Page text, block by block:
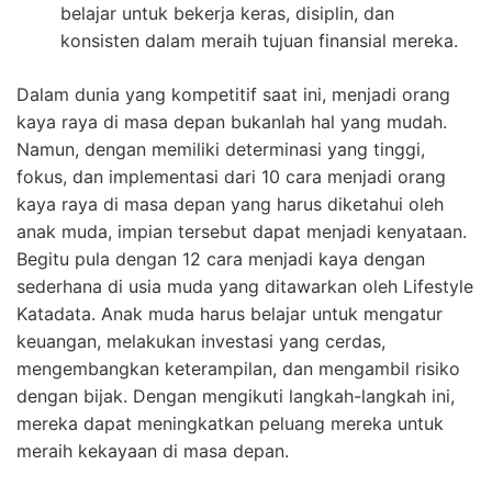
belajar untuk bekerja keras, disiplin, dan
konsisten dalam meraih tujuan finansial mereka.
Dalam dunia yang kompetitif saat ini, menjadi orang
kaya raya di masa depan bukanlah hal yang mudah.
Namun, dengan memiliki determinasi yang tinggi,
fokus, dan implementasi dari 10 cara menjadi orang
kaya raya di masa depan yang harus diketahui oleh
anak muda, impian tersebut dapat menjadi kenyataan.
Begitu pula dengan 12 cara menjadi kaya dengan
sederhana di usia muda yang ditawarkan oleh Lifestyle
Katadata. Anak muda harus belajar untuk mengatur
keuangan, melakukan investasi yang cerdas,
mengembangkan keterampilan, dan mengambil risiko
dengan bijak. Dengan mengikuti langkah-langkah ini,
mereka dapat meningkatkan peluang mereka untuk
meraih kekayaan di masa depan.